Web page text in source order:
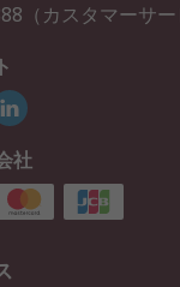
（カスタマーサー
社